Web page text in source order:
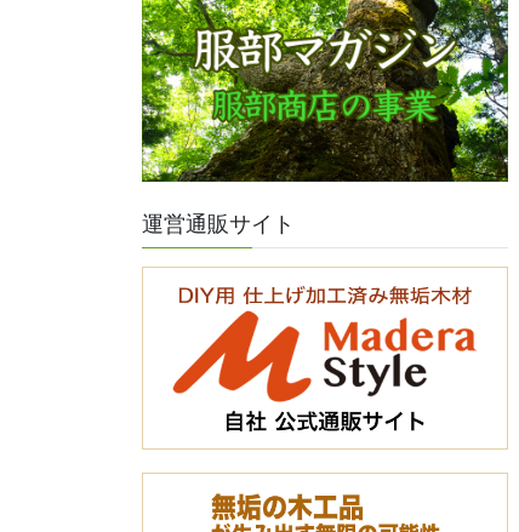
運営通販サイト